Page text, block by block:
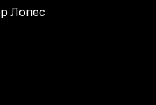
Лопес